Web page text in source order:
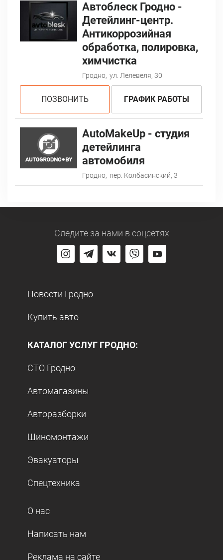
Автоблеск Гродно -
Детейлинг-центр.
Антикоррозийная
обработка, полировка,
химчистка
Гродно, ул. Лелевеля, 30
ПОЗВОНИТЬ ГРАФИК РАБОТЫ
AutoMakeUp - студия
детейлинга
автомобиля
Гродно, пер. Колбасинский, 3
Следите за нами в соцсетях
Новости Гродно
Купить авто
КАТАЛОГ УСЛУГ ГРОДНО:
СТО Гродно
Автомагазины
Авторазборки
Шиномонтажи
Эвакуаторы
Спецтехника
О нас
Написать нам
Реклама на сайте